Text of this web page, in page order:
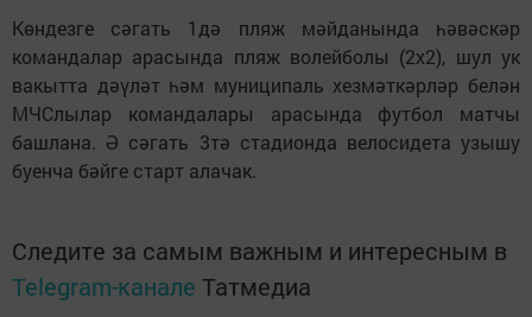
Көндезге сәгать 1дә пляж мәйданында һәвәскәр
командалар арасында пляж волейболы (2х2), шул ук
вакытта дәүләт һәм муниципаль хезмәткәрләр белән
МЧСлылар командалары арасында футбол матчы
башлана. Ә сәгать 3тә стадионда велосидета узышу
буенча бәйге старт алачак.
Следите за самым важным и интересным в
Telegram-канале Татмедиа